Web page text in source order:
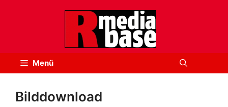
Menü
Bilddownload